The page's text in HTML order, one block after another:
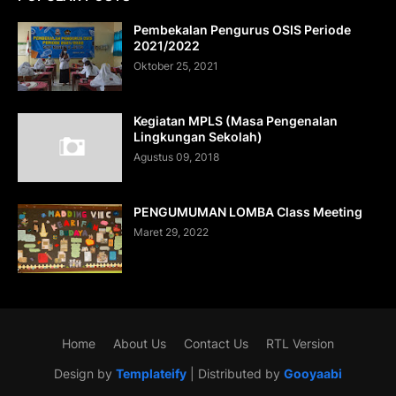
Pembekalan Pengurus OSIS Periode
2021/2022
Oktober 25, 2021
Kegiatan MPLS (Masa Pengenalan
Lingkungan Sekolah)
Agustus 09, 2018
PENGUMUMAN LOMBA Class Meeting
Maret 29, 2022
Design by Templateify | Distributed by Gooyaabi
Home About Us Contact Us RTL Version